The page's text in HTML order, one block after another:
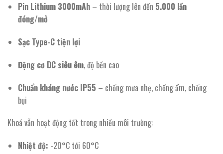
Pin Lithium 3000mAh– thời lượng lên đến 5.000 lần
đóng/mở
Sạc Type-C tiện lợi
Động cơ DC siêu êm, độ bền cao
Chuẩn kháng nước IP55 – chống mưa nhẹ, chống ẩm, chống
bụi
Khoá vẫn hoạt động tốt trong nhiều môi trường:
Nhiệt độ: -20°C tới 60°C